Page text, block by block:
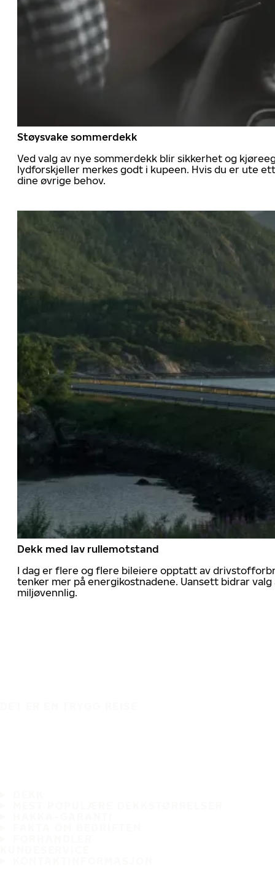
Støysvake sommerdekk
Ved valg av nye sommerdekk blir sikkerhet og
lydforskjeller merkes godt i kupeen. Hvis du er ute
dine øvrige behov.
Dekk med lav rullemotstand
I dag er flere og flere bileiere opptatt av
tenker mer på energikostnadene. Uansett bidrar
miljøvennlig.